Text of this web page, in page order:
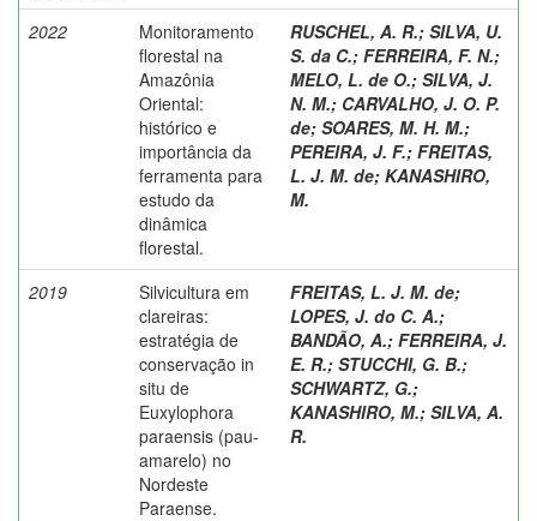
2022
Monitoramento
florestal na
Amazônia
Oriental:
histórico e
importância da
ferramenta para
estudo da
dinâmica
florestal.
RUSCHEL, A. R.; SILVA, U.
S. da C.; FERREIRA, F. N.;
MELO, L. de O.; SILVA, J.
N. M.; CARVALHO, J. O. P.
de; SOARES, M. H. M.;
PEREIRA, J. F.; FREITAS,
L. J. M. de; KANASHIRO,
M.
2019
Silvicultura em
clareiras:
estratégia de
conservação in
situ de
Euxylophora
paraensis (pau-
amarelo) no
Nordeste
Paraense.
FREITAS, L. J. M. de;
LOPES, J. do C. A.;
BANDÃO, A.; FERREIRA, J.
E. R.; STUCCHI, G. B.;
SCHWARTZ, G.;
KANASHIRO, M.; SILVA, A.
R.